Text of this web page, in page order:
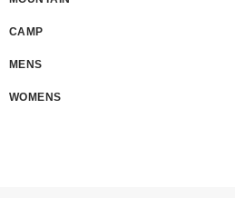
CAMP
MENS
WOMENS